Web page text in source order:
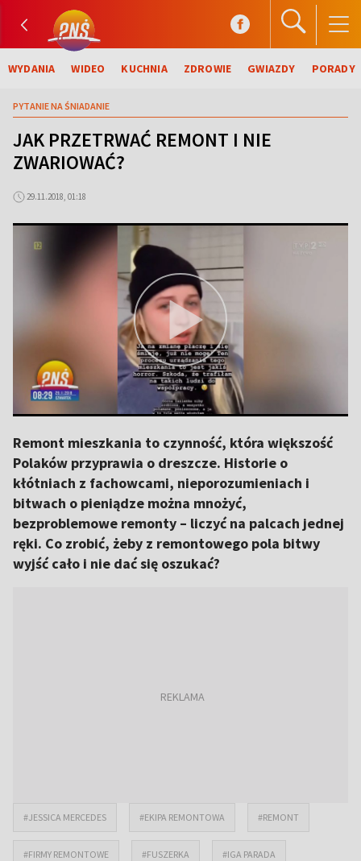
WYDANIA WIDEO KUCHNIA ZDROWIE GWIAZDY PORADY
PYTANIE NA ŚNIADANIE
JAK PRZETRWAĆ REMONT I NIE
ZWARIOWAĆ?
29.11.2018, 01:18
Remont mieszkania to czynność, która większość
Polaków przyprawia o dreszcze. Historie o
kłótniach z fachowcami, nieporozumieniach i
bitwach o pieniądze można mnożyć,
bezproblemowe remonty – liczyć na palcach jednej
ręki. Co zrobić, żeby z remontowego pola bitwy
wyjść cało i nie dać się oszukać?
#JESSICA MERCEDES #EKIPA REMONTOWA #REMONT
#FIRMY REMONTOWE #FUSZERKA #IGA PARADA